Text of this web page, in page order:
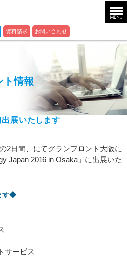
資料請求 お問い合わせ
ト情報
展いたします
2日間、にてグランフロント大阪に
Japan 2016 in Osaka」に出展いた
す◆
サービス